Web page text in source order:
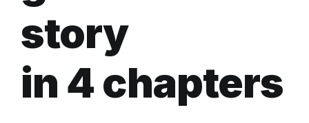
story
in 4 chapters